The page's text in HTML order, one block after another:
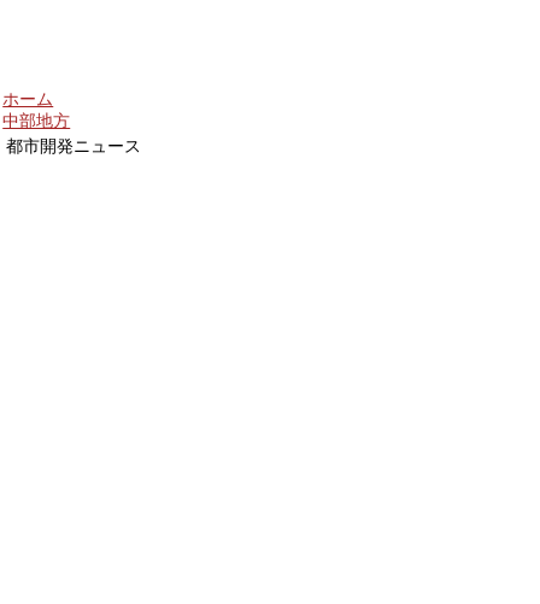
ホーム
中部地方
都市開発ニュース